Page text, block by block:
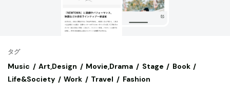
タグ
Music Art,Design Movie,Drama Stage
Book
Life&Society
Work Travel Fashion